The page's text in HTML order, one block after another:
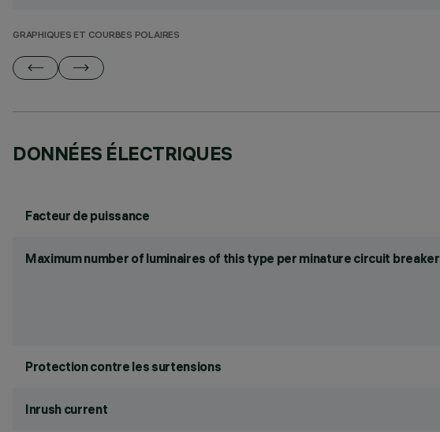
GRAPHIQUES ET COURBES POLAIRES
DONNÉES ÉLECTRIQUES
Facteur de puissance
Maximum number of luminaires of this type per minature circuit breaker
Protection contre les surtensions
Inrush current